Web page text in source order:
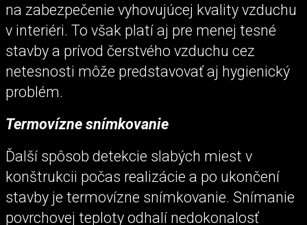
na zabezpečenie vyhovujúcej kvality vzduchu
v interiéri. To však platí aj pre menej tesné
stavby a prívod čerstvého vzduchu cez
netesnosti môže predstavovať aj hygienický
problém.
Termovízne snímkovanie
Ďalší spôsob detekcie slabých miest v
konštrukcii počas realizácie a po ukončení
stavby je termovízne snímkovanie. Snímanie
povrchovej teploty odhalí nedokonalosť